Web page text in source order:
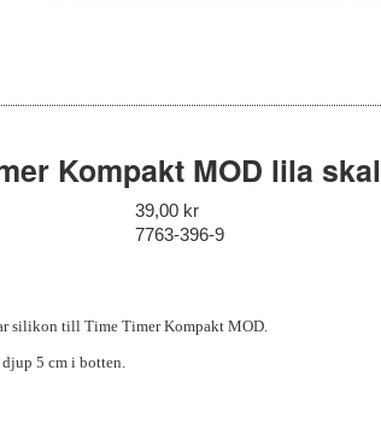
Kompakt MOD lila skal
39,00 kr
7763-396-9
silikon till Time Timer Kompakt MOD.
5 cm i botten.